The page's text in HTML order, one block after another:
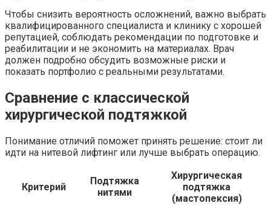
Чтобы снизить вероятность осложнений, важно выбрать
квалифицированного специалиста и клинику с хорошей
репутацией, соблюдать рекомендации по подготовке и
реабилитации и не экономить на материалах. Врач
должен подробно обсудить возможные риски и
показать портфолио с реальными результатами.
Сравнение с классической
хирургической подтяжкой
Понимание отличий поможет принять решение: стоит ли
идти на нитевой лифтинг или лучше выбрать операцию.
Критерий
Подтяжка
нитями
Хирургическая
подтяжка
(мастопексия)